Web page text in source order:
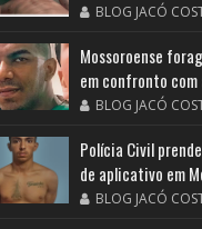
BLOG JACÓ
Mossoroense
em confronto com
BLOG JACÓ
Polícia Civil
de aplicativo em
BLOG JACÓ